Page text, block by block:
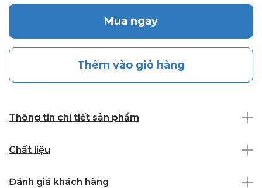
Mua ngay
Thêm vào giỏ hàng
Thông tin chi tiết sản phẩm
Chất liệu
Đánh giá khách hàng